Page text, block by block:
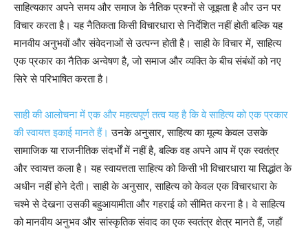
साहित्यकार अपने समय और समाज के नैतिक प्रश्नों से जूझता है और उन पर
विचार करता है। यह नैतिकता किसी विचारधारा से निर्देशित नहीं होती बल्कि यह
मानवीय अनुभवों और संवेदनाओं से उत्पन्न होती है। साही के विचार में, साहित्य
एक प्रकार का नैतिक अन्वेषण है, जो समाज और व्यक्ति के बीच संबंधों को नए
सिरे से परिभाषित करता है।
साही की आलोचना में एक और महत्वपूर्ण तत्व यह है कि वे साहित्य को एक प्रकार
की स्वायत्त इकाई मानते हैं। उनके अनुसार, साहित्य का मूल्य केवल उसके
सामाजिक या राजनीतिक संदर्भों में नहीं है, बल्कि वह अपने आप में एक स्वतंत्र
और स्वायत्त कला है। यह स्वायत्तता साहित्य को किसी भी विचारधारा या सिद्धांत के
अधीन नहीं होने देती। साही के अनुसार, साहित्य को केवल एक विचारधारा के
चश्मे से देखना उसकी बहुआयामीता और गहराई को सीमित करना है। वे साहित्य
को मानवीय अनुभव और सांस्कृतिक संवाद का एक स्वतंत्र क्षेत्र मानते हैं, जहाँ